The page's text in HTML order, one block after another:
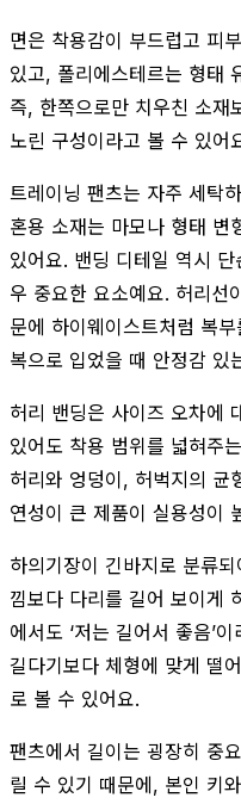
면은 착용감이 부드럽고 피
있고, 폴리에스테르는 형태
즉, 한쪽으로만 치우친 소재
노린 구성이라고 볼 수 있어
트레이닝 팬츠는 자주 세탁
혼용 소재는 마모나 형태 변
있어요. 밴딩 디테일 역시
우 중요한 요소예요. 허리선
문에 하이웨이스트처럼 복
복으로 입었을 때 안정감 있
허리 밴딩은 사이즈 오차에
있어도 착용 범위를 넓혀주
허리와 엉덩이, 허벅지의 균
연성이 큰 제품이 실용성이
하의기장이 긴바지로 분류
낌보다 다리를 길어 보이게
에서도 ‘저는 길어서 좋음’
길다기보다 체형에 맞게 떨
로 볼 수 있어요.
팬츠에서 길이는 굉장히 중
릴 수 있기 때문에, 본인 키